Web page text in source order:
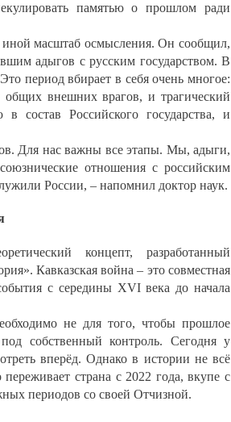
памятью о прошлом ради
масштаб осмысления. Он сообщил,
адыгов с русским государством. В
период вбирает в себя очень многое:
внешних врагов, и трагический
состав Российского государства, и
Для нас важны все этапы. Мы, адыги,
отношения с российским
России, – напомнил доктор наук.
концепт, разработанный
Кавказская война – это совместная
с середины XVI века до начала
не для того, чтобы прошлое
собственный контроль. Сегодня у
вперёд. Однако в истории не всё
страна с 2022 года, вкупе с
периодов со своей Отчизной.